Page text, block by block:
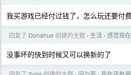
我买游戏已经付过钱了，怎么玩还要付
回复了 Donahue 创建的主题 › 生活 › 感觉现
没事坏的快到时候又可以换新的了